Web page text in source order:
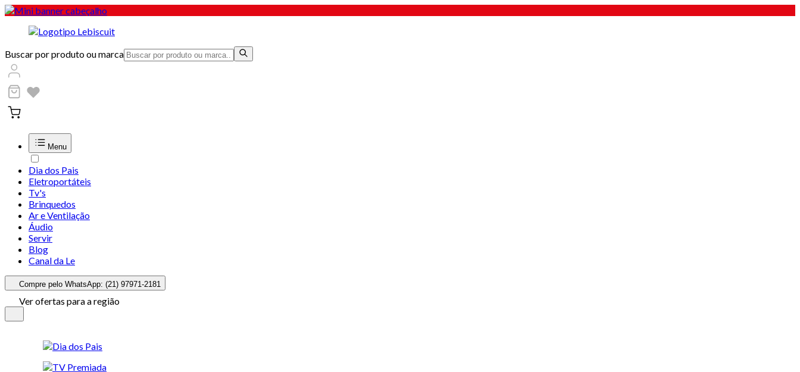
Buscar por produto ou marca
Menu
Dia dos Pais
Eletroportáteis
Tv's
Brinquedos
Ar e Ventilação
Áudio
Servir
Blog
Canal da Le
Compre pelo WhatsApp: (21) 97971-2181
Ver ofertas para a região